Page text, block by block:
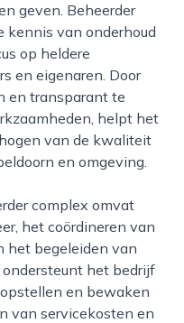
geven. Beheerder
kennis van onderhoud
op heldere
en eigenaren. Door
en transparant te
helpt het
van de kwaliteit
en omgeving.
het coördineren van
het begeleiden van
het bedrijf
en bewaken
van servicekosten en